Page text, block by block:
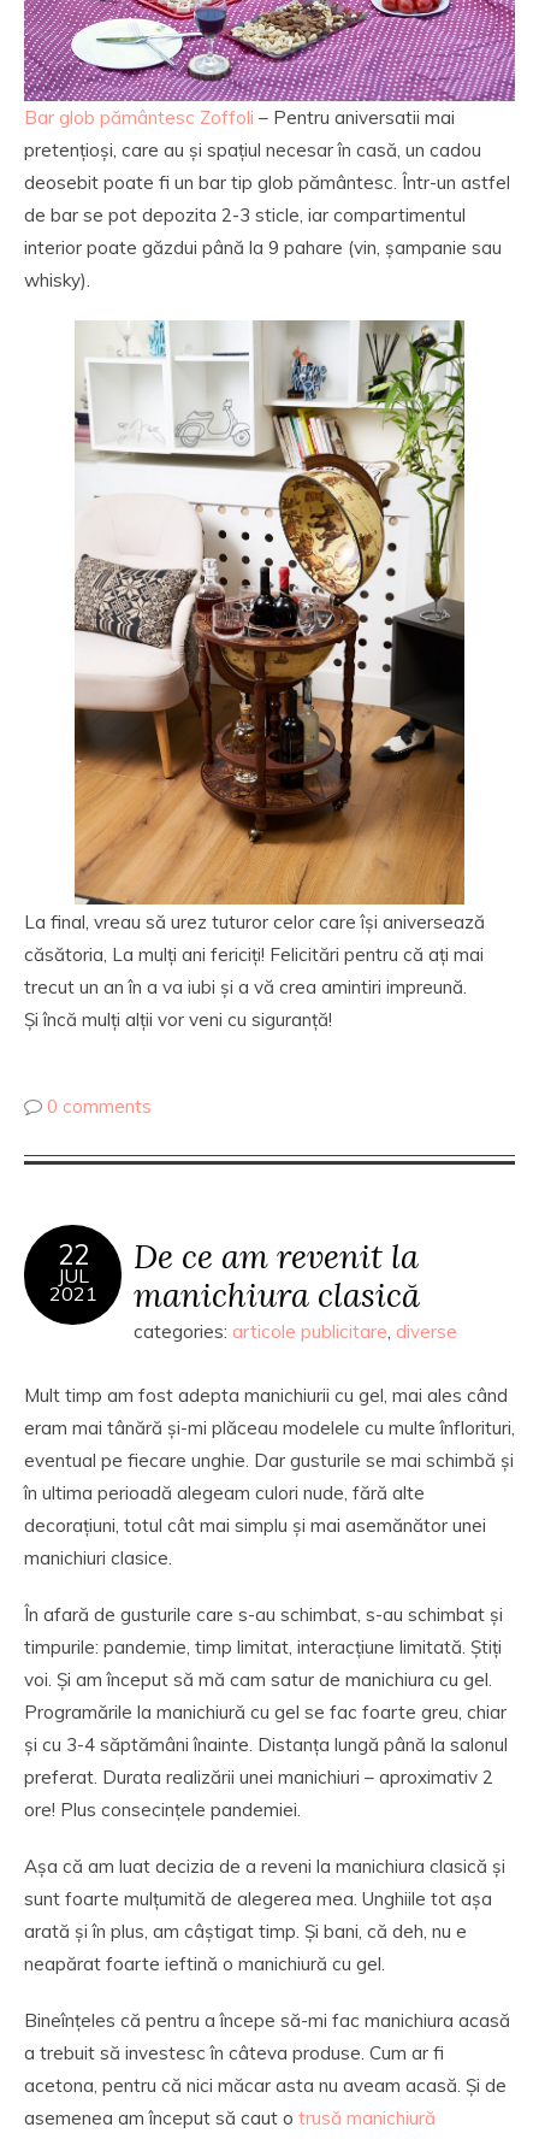
Bar glob pământesc Zoffoli – Pentru aniversatii mai
pretențioși, care au și spațiul necesar în casă, un cadou
deosebit poate fi un bar tip glob pământesc. Într-un astfel
de bar se pot depozita 2-3 sticle, iar compartimentul
interior poate găzdui până la 9 pahare (vin, șampanie sau
whisky).
La final, vreau să urez tuturor celor care își aniversează
căsătoria, La mulți ani fericiți! Felicitări pentru că ați mai
trecut un an în a va iubi și a vă crea amintiri impreună.
Și încă mulți alții vor veni cu siguranță!
0 comments
22
JUL
2021
De ce am revenit la
manichiura clasică
categories: articole publicitare diverse
Mult timp am fost adepta manichiurii cu gel, mai ales când
eram mai tânără și-mi plăceau modelele cu multe înflorituri,
eventual pe fiecare unghie. Dar gusturile se mai schimbă și
în ultima perioadă alegeam culori nude, fără alte
decorațiuni, totul cât mai simplu și mai asemănător unei
manichiuri clasice.
În afară de gusturile care s-au schimbat, s-au schimbat și
timpurile: pandemie, timp limitat, interacțiune limitată. Știți
voi. Și am început să mă cam satur de manichiura cu gel.
Programările la manichiură cu gel se fac foarte greu, chiar
și cu 3-4 săptămâni înainte. Distanța lungă până la salonul
preferat. Durata realizării unei manichiuri – aproximativ 2
ore! Plus consecințele pandemiei.
Așa că am luat decizia de a reveni la manichiura clasică și
sunt foarte mulțumită de alegerea mea. Unghiile tot așa
arată și în plus, am câștigat timp. Și bani, că deh, nu e
neapărat foarte ieftină o manichiură cu gel.
Bineînțeles că pentru a începe să-mi fac manichiura acasă
a trebuit să investesc în câteva produse. Cum ar fi
acetona, pentru că nici măcar asta nu aveam acasă. Și de
asemenea am început să caut o trusă manichiură